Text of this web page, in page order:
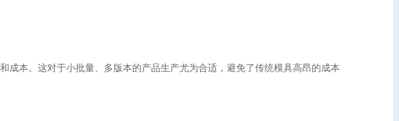
本。这对于小批量、多版本的产品生产尤为合适，避免了传统模具高昂的成本